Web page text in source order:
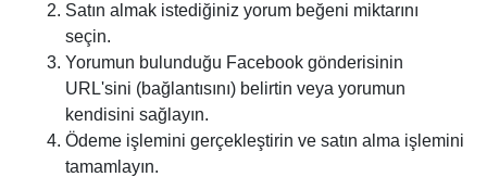
Satın almak istediğiniz yorum beğeni miktarını
seçin.
Yorumun bulunduğu Facebook gönderisinin
URL'sini (bağlantısını) belirtin veya yorumun
kendisini sağlayın.
Ödeme işlemini gerçekleştirin ve satın alma işlemini
tamamlayın.